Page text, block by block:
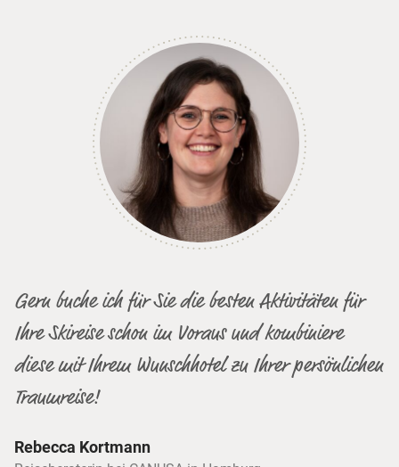
Gern buche ich für Sie die besten Aktivitäten für
Ihre Skireise schon im Voraus und kombiniere
diese mit Ihrem Wunschhotel zu Ihrer persönlichen
Traumreise!
Rebecca Kortmann